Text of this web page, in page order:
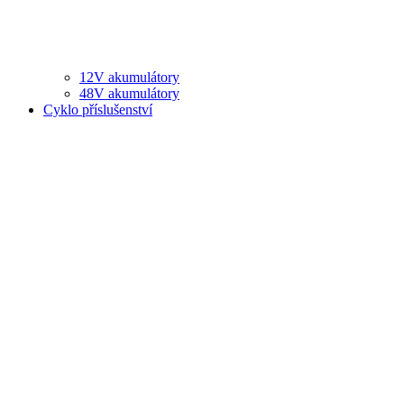
12V akumulátory
48V akumulátory
Cyklo příslušenství